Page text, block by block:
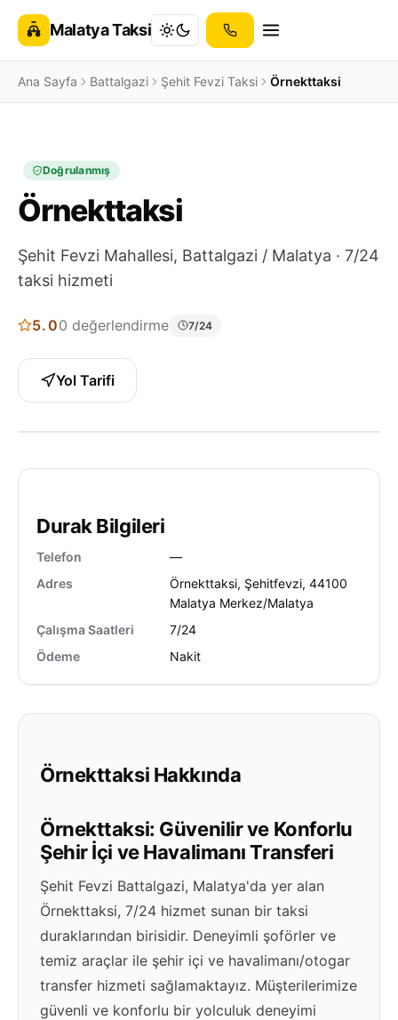
Malatya Taksi
Ana Sayfa Battalgazi Şehit Fevzi Taksi Örnekttaksi
Doğrulanmış
Örnekttaksi
Şehit Fevzi Mahallesi, Battalgazi / Malatya · 7/24
taksi hizmeti
5.00 değerlendirme 7/24
Yol Tarifi
Durak Bilgileri
Telefon
—
Adres
Örnekttaksi, Şehitfevzi, 44100
Malatya Merkez/Malatya
Çalışma Saatleri
7/24
Ödeme
Nakit
Örnekttaksi Hakkında
Örnekttaksi: Güvenilir ve Konforlu
Şehir İçi ve Havalimanı Transferi
Şehit Fevzi Battalgazi, Malatya'da yer alan
Örnekttaksi, 7/24 hizmet sunan bir taksi
duraklarından birisidir. Deneyimli şoförler ve
temiz araçlar ile şehir içi ve havalimanı/otogar
transfer hizmeti sağlamaktayız. Müşterilerimize
güvenli ve konforlu bir yolculuk deneyimi